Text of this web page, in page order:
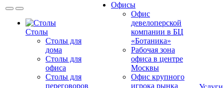
Столы
Столы для
дома
Столы для
офиса
Столы для
переговоров
Офисы
Офис
девелоперской
компании в БЦ
«Ботаника»
Рабочая зона
офиса в центре
Москвы
Офис крупного
игрока рынка